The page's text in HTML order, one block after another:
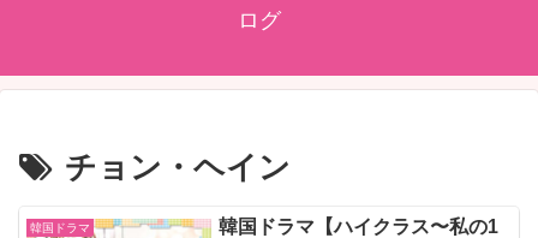
ログ
チョン・ヘイン
韓国ドラマ
韓国ドラマ【ハイクラス〜私の1